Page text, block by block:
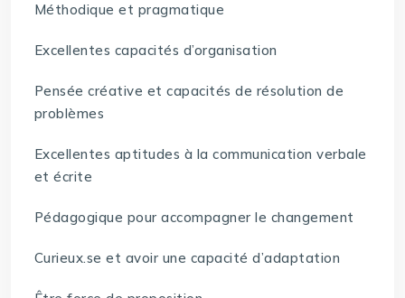
Méthodique et pragmatique
Excellentes capacités d’organisation
Pensée créative et capacités de résolution de
problèmes
Excellentes aptitudes à la communication verbale
et écrite
Pédagogique pour accompagner le changement
Curieux.se et avoir une capacité d’adaptation